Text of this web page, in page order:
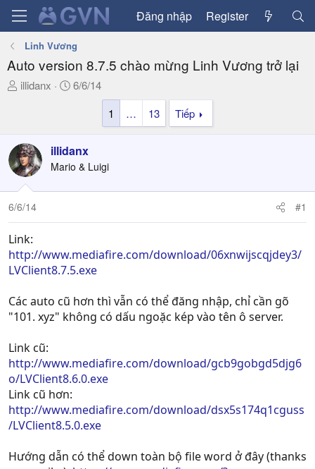
Đăng nhập Register
Linh Vương
Auto version 8.7.5 chào mừng Linh Vương trở lại
T
a
d
s
t
a
e
r
illidanx
N
ử
i
6/6/14
1
… 13 Tiếp
illidanx
Mario & Luigi
6/6/14 #1
Link:
http://www.mediafire.com/download/06xnwijscqjdey3/
LVClient8.7.5.exe
Các auto cũ hơn thì vẫn có thể đăng nhập, chỉ cần gõ
"101. xyz" không có dấu ngoặc kép vào tên ô server.
Link cũ:
http://www.mediafire.com/download/gcb9gobgd5djg6
o/LVClient8.6.0.exe
Link cũ hơn:
http://www.mediafire.com/download/dsx5s174q1cguss
/LVClient8.5.0.exe
Hướng dẫn có thể down toàn bộ file word ở đây (thanks